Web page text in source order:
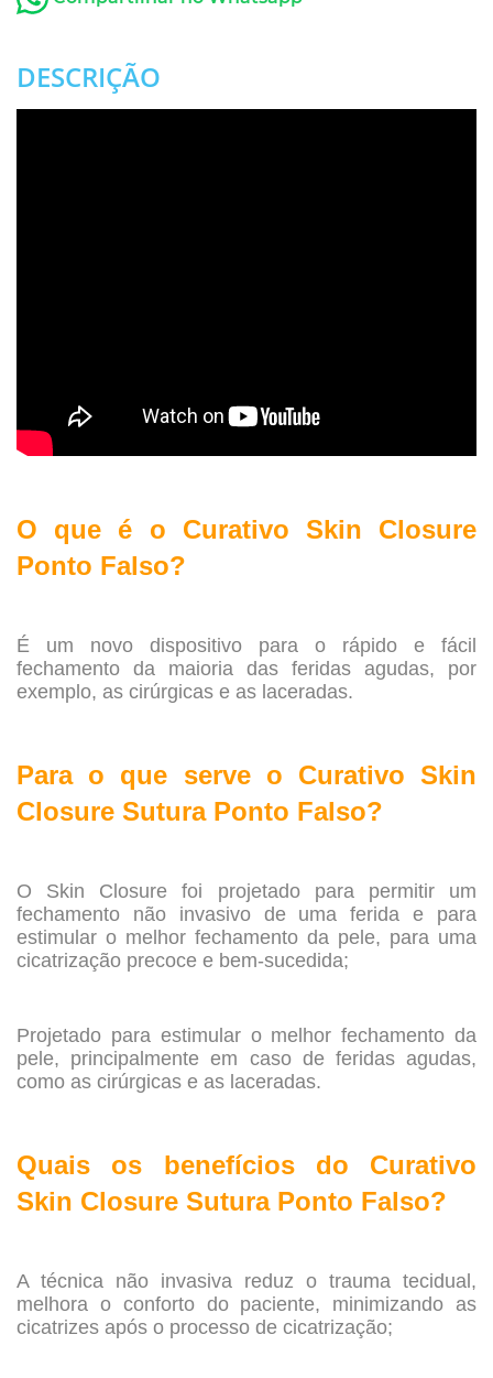
DESCRIÇÃO
O que é o Curativo Skin Closure
Ponto Falso?
É um novo dispositivo para o rápido e fácil
fechamento da maioria das feridas agudas, por
exemplo, as cirúrgicas e as laceradas.
Para o que serve o Curativo Skin
Closure Sutura Ponto Falso?
O Skin Closure foi projetado para permitir um
fechamento não invasivo de uma ferida e para
estimular o melhor fechamento da pele, para uma
cicatrização precoce e bem-sucedida;
Projetado para estimular o melhor fechamento da
pele, principalmente em caso de feridas agudas,
como as cirúrgicas e as laceradas.
Quais os benefícios do Curativo
Skin Closure Sutura Ponto Falso?
A técnica não invasiva reduz o trauma tecidual,
melhora o conforto do paciente, minimizando as
cicatrizes após o processo de cicatrização;